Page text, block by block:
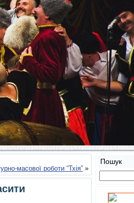
масової роботи “Тхія” »
Пошук